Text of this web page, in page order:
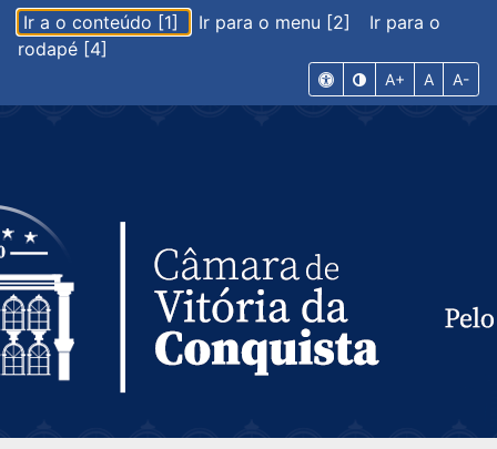
Ir a o conteúdo [1] Ir para o menu [2]
Ir para o
rodapé [4]
A+ A A-